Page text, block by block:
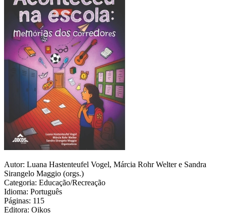
Autor: Luana Hastenteufel Vogel, Márcia Rohr Welter e Sandra
Sirangelo Maggio (orgs.)
Categoria: Educação/Recreação
Idioma: Português
Páginas: 115
Editora: Oikos